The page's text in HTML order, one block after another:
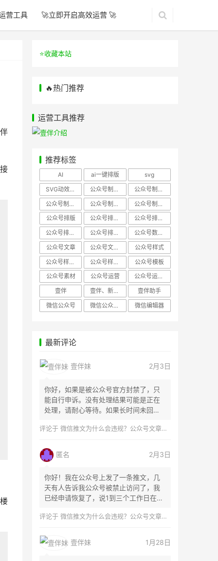
营工具 🚀立即开启高效运营 🚀
⭐️收藏本站
🔥热门推荐
运营工具推荐
推荐标签
AI ai一键排版
svg
SVG动效样式
公众号制作、公众号排版
公众号制作、公众号模板
公众号制作、微信编辑器
公众号制作，公众号排版
公众号制作，公众号排版、微信编辑器
公众号排版
公众号排版，公众号模板
公众号排版，公众号素材
公众号排版，微信编辑器
公众号排版，排版样式
公众号数据分析
公众号文章
公众号文章、公众号运营
公众号样式
公众号样式，微信公众号排版
公众号样式，微信编辑器
公众号模板
公众号素材
公众号运营
公众号运营，公众号编辑器
壹伴
壹伴、新媒体运营
壹伴助手
微信公众号
微信公众号，样式模板、公众号样式 微信编辑器
最新评论
壹伴妹 2月3日
你好，如果是被公众号官方封禁了，只
能自行申诉。没有处理结果可能是正在
处理，请耐心等待。如果长时间未回
评论于 微信推文为什么会违规？公众号文章怎么检测是否违规？
匿名 2月3日
你好！我在公众号上发了一条推文，几
天有人告诉我公众号被禁止访问了，我
已经申请恢复了，说1到三个工作日在微
评论于 微信推文为什么会违规？公众号文章怎么检测是否违规？
壹伴妹 1月28日